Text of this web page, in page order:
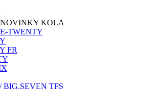
KOLA
TWENTY
FR
BIG.SEVEN TFS